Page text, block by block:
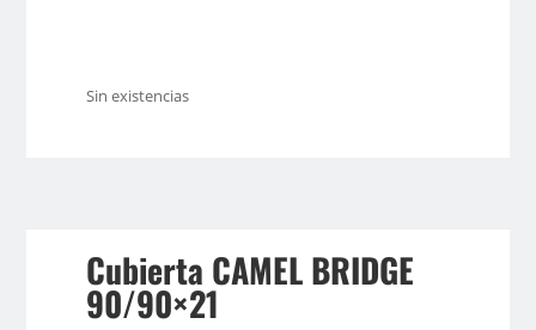
Sin existencias
Cubierta CAMEL BRIDGE
90/90×21